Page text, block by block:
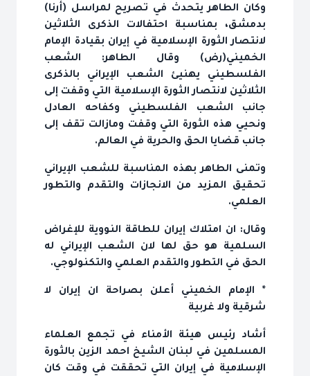
وكان الطاهر يتحدث في تصريح لمراسل (أرنا)
بدمشق، بمناسبة احتفالات الذكرى الثلاثين
لانتصار الثورة الإسلامية في إيران بقيادة الإمام
الخميني(رض) وقال الطاهر: الشعب
الفلسطيني يهنيئ الشعب الإيراني بالذكرى
الثلاثين لانتصار الثورة الإسلامية التي وقفت إلى
جانب الشعب الفلسطيني وكفاحه العادل
ونحيي هذه الثورة التي وقفت ومازالت تقف إلى
جانب قضايا الحق والحرية في العالم.
وتمنى الطاهر بهذه المناسبة للشعب الإيراني
تحقيق المزيد من الانجازات والتقدم والتطور
العلمي.
وقال: ان امتلاك إيران للطاقة النووية للإغراض
السلمية هو حق لها لان الشعب الإيراني له
الحق في التطور والتقدم العلمي والتكنولوجي.
* الإمام الخميني أعلن بصراحة ان إيران لا
شرقية ولا غربية
أشاد رئيس هيئة الأمناء في تجمع العلماء
المسلمين في لبنان الشيخ احمد الزين بالثورة
الإسلامية في إيران التي تحققت في وقت كان